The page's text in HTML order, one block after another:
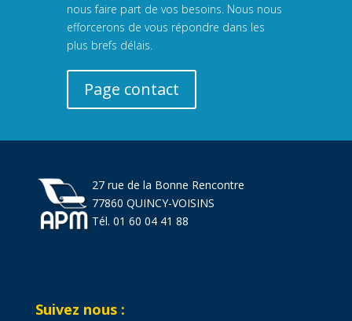
nous faire part de vos besoins. Nous nous
efforcerons de vous répondre dans les
plus brefs délais.
Page contact
27 rue de la Bonne Rencontre
77860 QUINCY-VOISINS
Tél. 01 60 04 41 88
Suivez nous :